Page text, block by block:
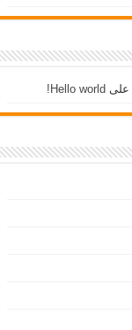
على Hello world!